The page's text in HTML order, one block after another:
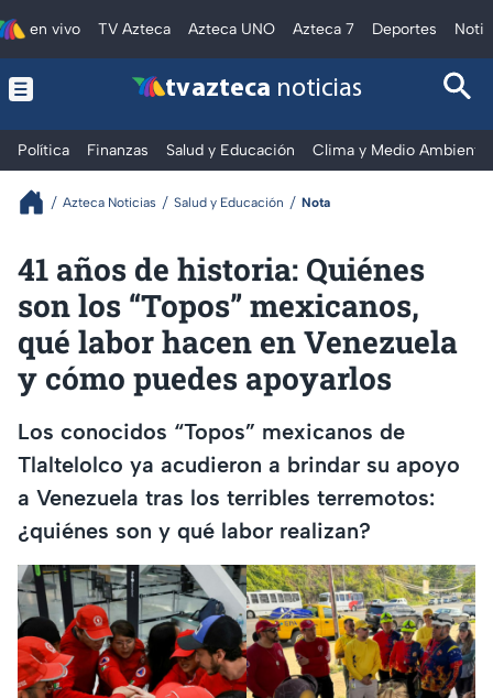
en vivo TV Azteca Azteca UNO Azteca 7 Deportes
tv azteca noticias
Política Finanzas Salud y Educación Clima y Medio Ambiente
Azteca Noticias Salud y Educación Nota
41 años de historia: Quiénes
son los “Topos” mexicanos,
qué labor hacen en Venezuela
y cómo puedes apoyarlos
Los conocidos “Topos” mexicanos de
Tlaltelolco ya acudieron a brindar su apoyo
a Venezuela tras los terribles terremotos:
¿quiénes son y qué labor realizan?